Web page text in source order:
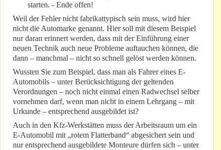
starten. - Ende offen!
Weil der Fehler nicht fabrikattypisch sein muss, wird hier
nicht die Automarke genannt. Hier soll mit diesem Beispiel
nur daran erinnert werden, dass mit der Einführung einer
neuen Technik auch neue Probleme auftauchen können, die
dann – manchmal – nicht so schnell gelöst werden können.
Wussten Sie zum Beispiel, dass man als Fahrer eines E-
Automobils – unter Berücksichtigung der geltenden
Verordnungen – noch nicht einmal einen Radwechsel selber
vornehmen darf, wenn man nicht in einem Lehrgang – mit
Urkunde – entsprechend ausgebildet ist?
Auch in den Kfz-Werkstätten muss der Arbeitsraum um ein
E-Automobil mit „rotem Flatterband“ abgesichert sein und
nur entsprechend ausgebildete Monteure dürfen sich – unter